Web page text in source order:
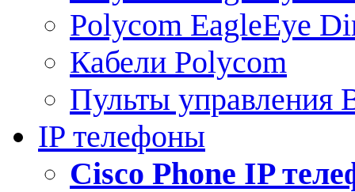
Polycom EagleEye
Кабели Polycom
Пульты управления
IP телефоны
Сisco Phone IP